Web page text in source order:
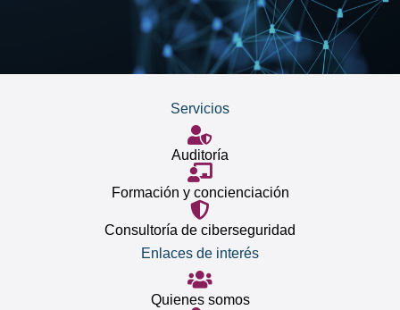
Servicios
Auditoría
Formación y concienciación
Consultoría de ciberseguridad
Enlaces de interés
Quienes somos